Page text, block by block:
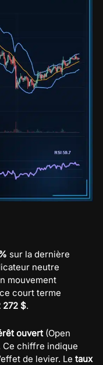
sur la dernière
neutre
mouvement
court terme
272 $.
ouvert (Open
Ce chiffre indique
de levier. Le taux